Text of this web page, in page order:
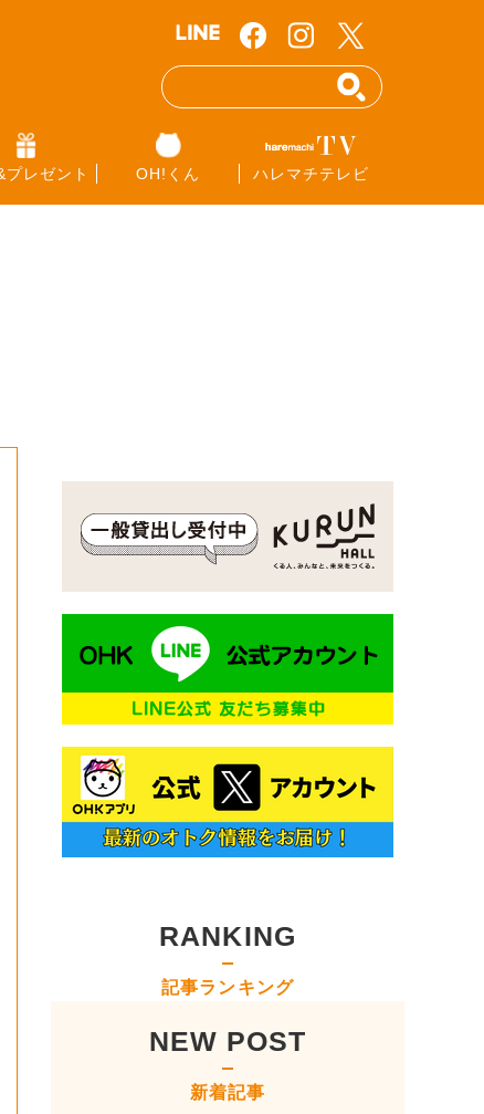
プレゼント OH!くん ハレマチテレビ
RANKING
記事ランキング
NEW POST
新着記事